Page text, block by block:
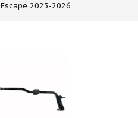
Escape 2023-2026